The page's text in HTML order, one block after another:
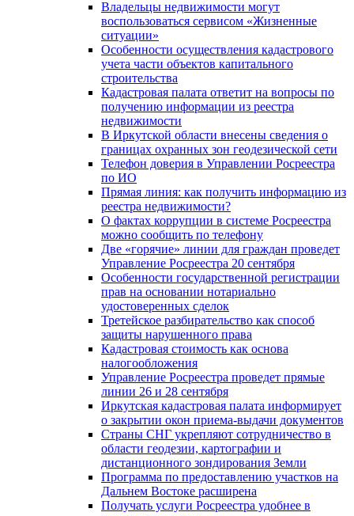
Владельцы недвижимости могут
воспользоваться сервисом «Жизненные
ситуации»
Особенности осуществления кадастрового
учета части объектов капитального
строительства
Кадастровая палата ответит на вопросы по
получению информации из реестра
недвижимости
В Иркутской области внесены сведения о
границах охранных зон геодезической сети
Телефон доверия в Управлении Росреестра
по ИО
Прямая линия: как получить информацию из
реестра недвижимости?
О фактах коррупции в системе Росреестра
можно сообщить по телефону
Две «горячие» линии для граждан проведет
Управление Росреестра 20 сентября
Особенности государственной регистрации
прав на основании нотариально
удостоверенных сделок
Третейское разбирательство как способ
защиты нарушенного права
Кадастровая стоимость как основа
налогообложения
Управление Росреестра проведет прямые
линии 26 и 28 сентября
Иркутская кадастровая палата информирует
о закрытии окон приема-выдачи документов
Страны СНГ укрепляют сотрудничество в
области геодезии, картографии и
дистанционного зондирования Земли
Программа по предоставлению участков на
Дальнем Востоке расширена
Получать услуги Росреестра удобнее в